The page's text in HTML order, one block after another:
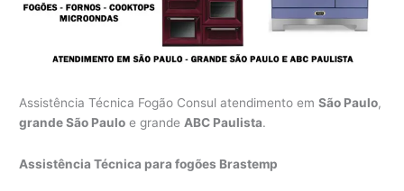
Assistência Técnica Fogão Consul atendimento emSão Paulo,
grande São Paulo e grandeABC Paulista.
Assistência Técnica para fogões Brastemp